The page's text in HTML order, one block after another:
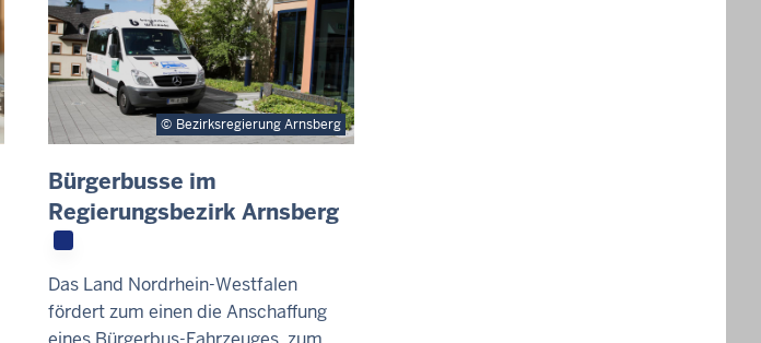
Bezirksregierung Arnsberg
Bürgerbusse im
Regierungsbezirk Arnsberg
Das Land Nordrhein-Westfalen
fördert zum einen die Anschaffung